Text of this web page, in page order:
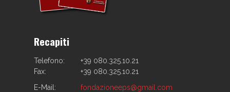
Recapiti
Telefono:
+39 080.325.10.21
Fax:
+39 080.325.10.21
E-Mail:
fondazioneeps@gmail.com